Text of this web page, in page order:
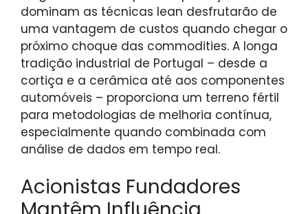
dominam as técnicas lean desfrutarão de
uma vantagem de custos quando chegar o
próximo choque das commodities. A longa
tradição industrial de Portugal – desde a
cortiça e a cerâmica até aos componentes
automóveis – proporciona um terreno fértil
para metodologias de melhoria contínua,
especialmente quando combinada com
análise de dados em tempo real.
Acionistas Fundadores